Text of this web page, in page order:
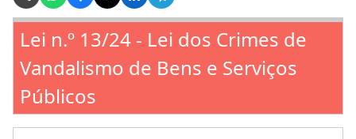
Lei n.º 13/24 - Lei dos Crimes de
Vandalismo de Bens e Serviços
Públicos